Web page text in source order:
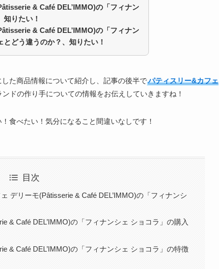
& Café DEL’IMMO)の「フィナン
知りたい！
& Café DEL’IMMO)の「フィナン
とどう違うのか？、知りたい！
た商品情報について紹介し、記事の後半でパティスリー&カフェ
ドの作り手についての情報をお伝えしていきますね！
食べたい！気分になること間違いなしです！
目次
デリーモ(Pâtisserie & Café DEL’IMMO)の「フィナンシ
& Café DEL’IMMO)の「フィナンシェ ショコラ」の購入
& Café DEL’IMMO)の「フィナンシェ ショコラ」の特徴